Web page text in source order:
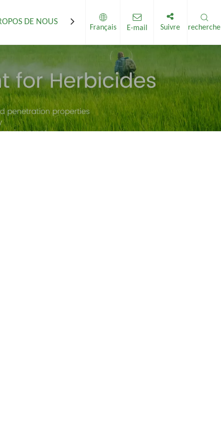
DE NOUS Contactez-nous
Français E-mail Suivre recherche